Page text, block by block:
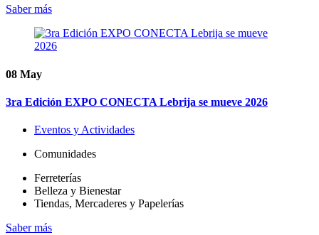
Saber más
08 May
3ra Edición EXPO CONECTA Lebrija se mueve 2026
Eventos y Actividades
Comunidades
Ferreterías
Belleza y Bienestar
Tiendas, Mercaderes y Papelerías
Saber más